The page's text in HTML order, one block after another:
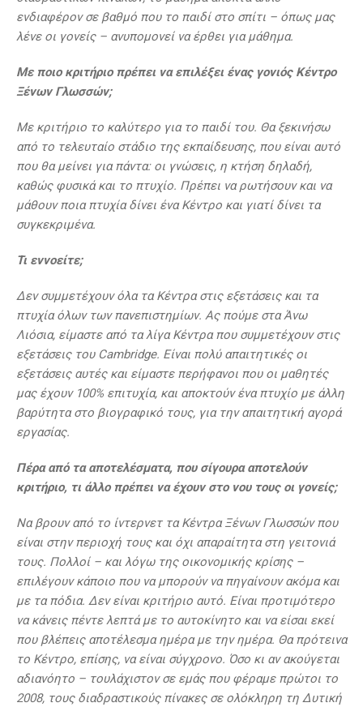
ενδιαφέρον σε βαθμό που το παιδί στο σπίτι – όπως μας
λένε οι γονείς – ανυπομονεί να έρθει για μάθημα.
Με ποιο κριτήριο πρέπει να επιλέξει ένας γονιός Κέντρο
Ξένων Γλωσσών;
Με κριτήριο το καλύτερο για το παιδί του. Θα ξεκινήσω
από το τελευταίο στάδιο της εκπαίδευσης, που είναι αυτό
που θα μείνει για πάντα: οι γνώσεις, η κτήση δηλαδή,
καθώς φυσικά και το πτυχίο. Πρέπει να ρωτήσουν και να
μάθουν ποια πτυχία δίνει ένα Κέντρο και γιατί δίνει τα
συγκεκριμένα.
Τι εννοείτε;
Δεν συμμετέχουν όλα τα Κέντρα στις εξετάσεις και τα
πτυχία όλων των πανεπιστημίων. Ας πούμε στα Άνω
Λιόσια, είμαστε από τα λίγα Κέντρα που συμμετέχουν στις
εξετάσεις του Cambridge. Είναι πολύ απαιτητικές οι
εξετάσεις αυτές και είμαστε περήφανοι που οι μαθητές
μας έχουν 100% επιτυχία, και αποκτούν ένα πτυχίο με άλλη
βαρύτητα στο βιογραφικό τους, για την απαιτητική αγορά
εργασίας.
Πέρα από τα αποτελέσματα, που σίγουρα αποτελούν
κριτήριο, τι άλλο πρέπει να έχουν στο νου τους οι γονείς;
Να βρουν από το ίντερνετ τα Κέντρα Ξένων Γλωσσών που
είναι στην περιοχή τους και όχι απαραίτητα στη γειτονιά
τους. Πολλοί – και λόγω της οικονομικής κρίσης –
επιλέγουν κάποιο που να μπορούν να πηγαίνουν ακόμα και
με τα πόδια. Δεν είναι κριτήριο αυτό. Είναι προτιμότερο
να κάνεις πέντε λεπτά με το αυτοκίνητο και να είσαι εκεί
που βλέπεις αποτέλεσμα ημέρα με την ημέρα. Θα πρότεινα
το Κέντρο, επίσης, να είναι σύγχρονο. Όσο κι αν ακούγεται
αδιανόητο – τουλάχιστον σε εμάς που φέραμε πρώτοι το
2008, τους διαδραστικούς πίνακες σε ολόκληρη τη Δυτική